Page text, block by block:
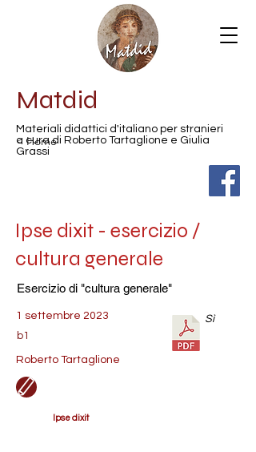
Matdid
Materiali didattici d'italiano per stranieri
a cura di Roberto Tartaglione e Giulia
Grassi
< Home
Ipse dixit - esercizio /
cultura generale
Esercizio di "cultura generale"
1 settembre 2023
b1
Roberto Tartaglione
Sì
Ipse dixit